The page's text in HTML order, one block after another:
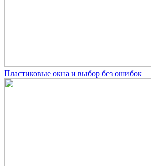
Пластиковые окна и выбор без ошибок